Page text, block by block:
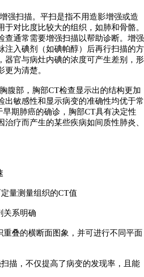
强扫描。平扫是指不用造影增强或造
对比度比较大的组织，如肺和骨骼。
查通常需要增强扫描以帮助诊断。增强
注入碘剂（如碘帕醇）后再行扫描的方
器官与病灶内碘的浓度可产生差别，形
更为清楚。
腹部，胸部CT检查显示出的结构更加
出敏感性和显示病变的准确性均优于常
期肺癌的确诊，胸部CT具有决定性
治疗而产生的某些疾病如间质性肺炎、
量测量组织的CT值
关系明确
重叠的横断面图象，并可进行不同平面
扫描，不仅提高了病变的发现率，且能